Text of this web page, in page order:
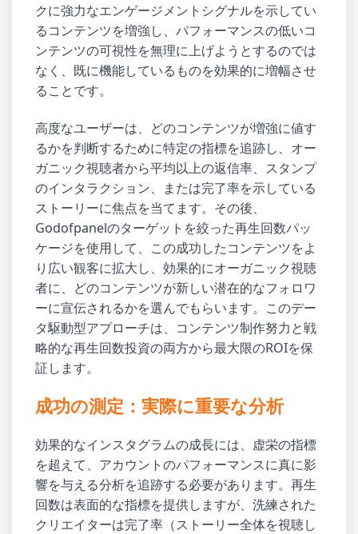
クに強力なエンゲージメントシグナルを示してい
るコンテンツを増強し、パフォーマンスの低いコ
ンテンツの可視性を無理に上げようとするのでは
なく、既に機能しているものを効果的に増幅させ
ることです。
高度なユーザーは、どのコンテンツが増強に値す
るかを判断するために特定の指標を追跡し、オー
ガニック視聴者から平均以上の返信率、スタンプ
のインタラクション、または完了率を示している
ストーリーに焦点を当てます。その後、
Godofpanelのターゲットを絞った再生回数パッ
ケージを使用して、この成功したコンテンツをよ
り広い観客に拡大し、効果的にオーガニック視聴
者に、どのコンテンツが新しい潜在的なフォロワ
ーに宣伝されるかを選んでもらいます。このデー
タ駆動型アプローチは、コンテンツ制作努力と戦
略的な再生回数投資の両方から最大限のROIを保
証します。
成功の測定：実際に重要な分析
効果的なインスタグラムの成長には、虚栄の指標
を超えて、アカウントのパフォーマンスに真に影
響を与える分析を追跡する必要があります。再生
回数は表面的な指標を提供しますが、洗練された
クリエイターは完了率（ストーリー全体を視聴し